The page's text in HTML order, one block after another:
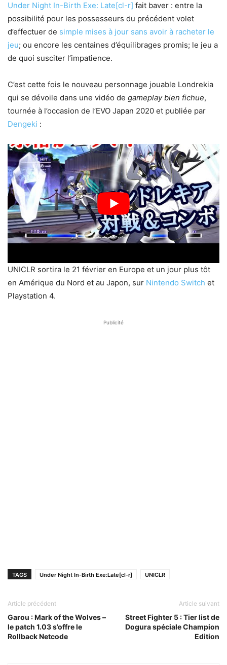
Under Night In-Birth Exe: Late[cl-r] fait baver : entre la
possibilité pour les possesseurs du précédent volet
d’effectuer de simple mises à jour sans avoir à racheter le
jeu; ou encore les centaines d’équilibrages promis; le jeu a
de quoi susciter l’impatience.
C’est cette fois le nouveau personnage jouable Londrekia
qui se dévoile dans une vidéo de gameplay bien fichue,
tournée à l’occasion de l’EVO Japan 2020 et publiée par
Dengeki :
UNICLR sortira le 21 février en Europe et un jour plus tôt
en Amérique du Nord et au Japon, sur Nintendo Switch et
Playstation 4.
Publicité
TAGS Under Night In-Birth Exe:Late[cl-r] UNICLR
Article précédent
Garou : Mark of the Wolves –
le patch 1.03 s’offre le
Rollback Netcode
Article suivant
Street Fighter 5 : Tier list de
Dogura spéciale Champion
Edition